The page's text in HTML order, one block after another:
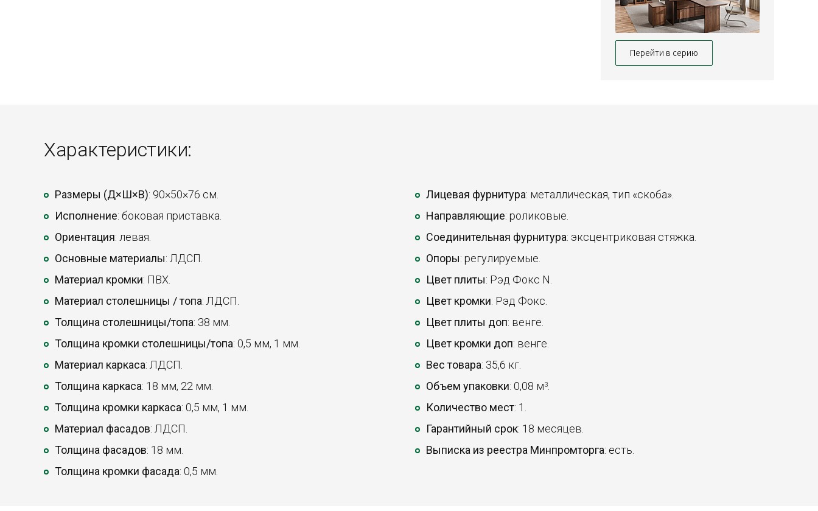
Перейти в серию
Характеристики:
Размеры (Д×Ш×В): 90×50×76 см.
Исполнение: боковая приставка.
Ориентация: левая.
Основные материалы: ЛДСП.
Материал кромки: ПВХ.
Материал столешницы / топа: ЛДСП.
Толщина столешницы/топа: 38 мм.
Толщина кромки столешницы/топа: 0,5 мм, 1 мм.
Материал каркаса: ЛДСП.
Толщина каркаса: 18 мм, 22 мм.
Толщина кромки каркаса: 0,5 мм, 1 мм.
Материал фасадов: ЛДСП.
Толщина фасадов: 18 мм.
Толщина кромки фасада: 0,5 мм.
Лицевая фурнитура: металлическая, тип «скоба».
Направляющие: роликовые.
Соединительная фурнитура: эксцентриковая стяжка.
Опоры: регулируемые.
Цвет плиты: Рэд Фокс N.
Цвет кромки: Рэд Фокс.
Цвет плиты доп: венге.
Цвет кромки доп: венге.
Вес товара: 35,6 кг.
Объем упаковки: 0,08 м3.
Количество мест: 1.
Гарантийный срок: 18 месяцев.
Выписка из реестра Минпромторга: есть.